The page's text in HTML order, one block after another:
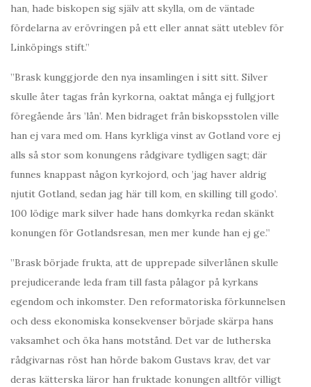
han, hade biskopen sig själv att skylla, om de väntade
fördelarna av erövringen på ett eller annat sätt uteblev för
Linköpings stift.”
”Brask kunggjorde den nya insamlingen i sitt sitt. Silver
skulle åter tagas från kyrkorna, oaktat många ej fullgjort
föregående års ’lån’. Men bidraget från biskopsstolen ville
han ej vara med om. Hans kyrkliga vinst av Gotland vore ej
alls så stor som konungens rådgivare tydligen sagt; där
funnes knappast någon kyrkojord, och ’jag haver aldrig
njutit Gotland, sedan jag här till kom, en skilling till godo’.
100 lödige mark silver hade hans domkyrka redan skänkt
konungen för Gotlandsresan, men mer kunde han ej ge.”
”Brask började frukta, att de upprepade silverlånen skulle
prejudicerande leda fram till fasta pålagor på kyrkans
egendom och inkomster. Den reformatoriska förkunnelsen
och dess ekonomiska konsekvenser började skärpa hans
vaksamhet och öka hans motstånd. Det var de lutherska
rådgivarnas röst han hörde bakom Gustavs krav, det var
deras kätterska läror han fruktade konungen alltför villigt